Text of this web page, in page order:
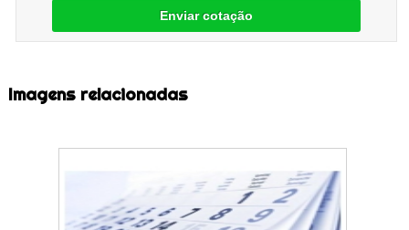
Enviar cotação
Imagens relacionadas